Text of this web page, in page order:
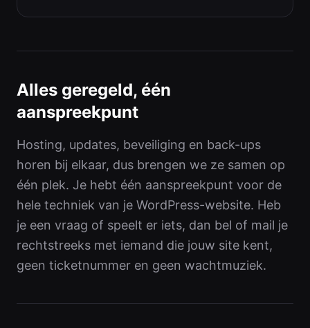
Alles geregeld, één
aanspreekpunt
Hosting, updates, beveiliging en back-ups
horen bij elkaar, dus brengen we ze samen op
één plek. Je hebt één aanspreekpunt voor de
hele techniek van je WordPress-website. Heb
je een vraag of speelt er iets, dan bel of mail je
rechtstreeks met iemand die jouw site kent,
geen ticketnummer en geen wachtmuziek.